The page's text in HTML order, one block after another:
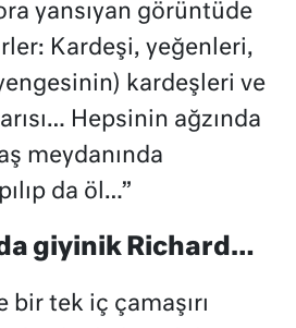
yansıyan görüntüde
Kardeşi, yeğenleri,
kardeşleri ve
Hepsinin ağzında
meydanında
da öl…”
da giyinik Richard…
bir tek iç çamaşırı